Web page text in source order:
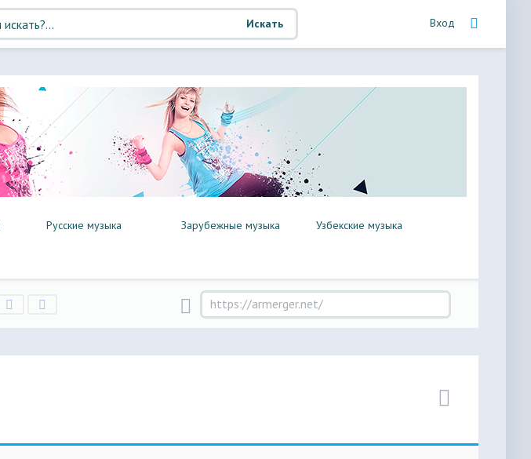
Искать Вход
Русские музыка Зарубежные музыка
Узбекские музыка